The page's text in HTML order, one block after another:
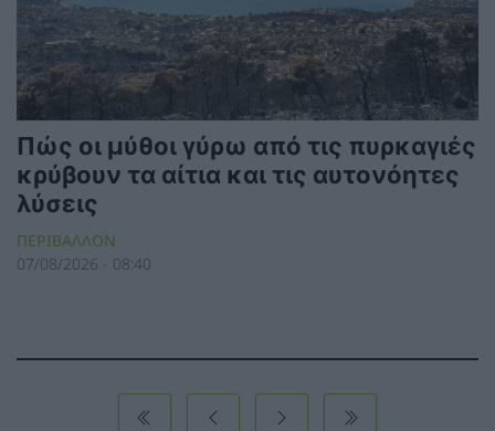
Πώς οι μύθοι γύρω από τις πυρκαγιές
κρύβουν τα αίτια και τις αυτονόητες
λύσεις
ΠΕΡΙΒΑΛΛΟΝ
07/08/2026 - 08:40